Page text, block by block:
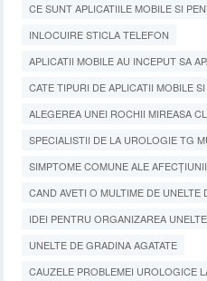
CE SUNT APLICATIILE MOBILE SI
INLOCUIRE STICLA TELEFON
APLICATII MOBILE AU INCEPUT SA
CATE TIPURI DE APLICATII MOBILE
ALEGEREA UNEI ROCHII MIREASA
SPECIALISTII DE LA UROLOGIE TG
SIMPTOME COMUNE ALE
CAND AVETI O MULTIME DE UNELTE
IDEI PENTRU ORGANIZAREA
UNELTE DE GRADINA AGATATE
CAUZELE PROBLEMEI UROLOGICE